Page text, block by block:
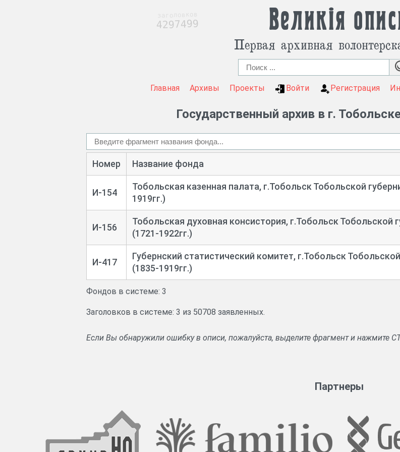
Великія
Первая архивная
Главная Архивы Проекты Войти Регистрация
Государственный архив в г.
Номер Название фонда
И-154
Тобольская казенная палата, г.Тобольск Тобольской
1919гг.)
И-156
Тобольская духовная консистория, г.Тобольск Тобольской
(1721-1922гг.)
И-417
Губернский статистический комитет, г.Тобольск
(1835-1919гг.)
Фондов в системе: 3
Заголовков в системе: 3 из 50708 заявленных.
Если Вы обнаружили ошибку в описи, пожалуйста, выделите фрагмент и нажмите
Партнеры
4297499